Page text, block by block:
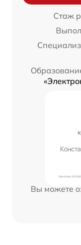
Стаж
Вы можете